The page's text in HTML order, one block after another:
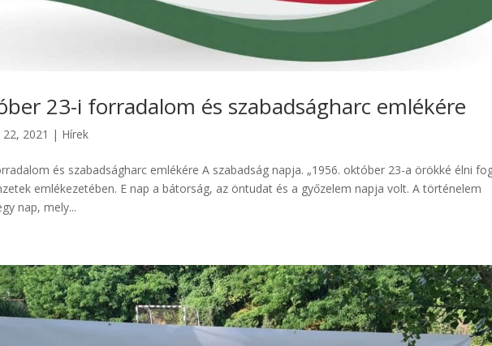
23-i forradalom és szabadságharc emlékére
2021 | Hírek
és szabadságharc emlékére A szabadság napja. „1956. október 23-a örökké élni
emlékezetében. E nap a bátorság, az öntudat és a győzelem napja volt. A történelem
nap, mely...